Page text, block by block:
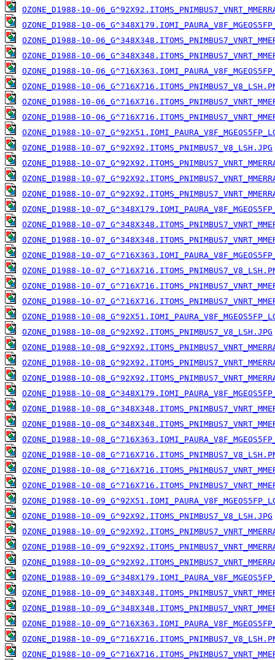
OZONE_D1988-10-
OZONE_D1988-10-
OZONE_D1988-10-
OZONE_D1988-10-
OZONE_D1988-10-
OZONE_D1988-10-
OZONE_D1988-10-
OZONE_D1988-10-
OZONE_D1988-10-
OZONE_D1988-10-07_G^92X92.ITOMS_PNIMBUS7_V8_LSH.JPG
OZONE_D1988-10-
OZONE_D1988-10-
OZONE_D1988-10-
OZONE_D1988-10-
OZONE_D1988-10-
OZONE_D1988-10-
OZONE_D1988-10-
OZONE_D1988-10-
OZONE_D1988-10-
OZONE_D1988-10-
OZONE_D1988-10-
OZONE_D1988-10-08_G^92X92.ITOMS_PNIMBUS7_V8_LSH.JPG
OZONE_D1988-10-
OZONE_D1988-10-
OZONE_D1988-10-
OZONE_D1988-10-
OZONE_D1988-10-
OZONE_D1988-10-
OZONE_D1988-10-
OZONE_D1988-10-
OZONE_D1988-10-
OZONE_D1988-10-
OZONE_D1988-10-
OZONE_D1988-10-09_G^92X92.ITOMS_PNIMBUS7_V8_LSH.JPG
OZONE_D1988-10-
OZONE_D1988-10-
OZONE_D1988-10-
OZONE_D1988-10-
OZONE_D1988-10-
OZONE_D1988-10-
OZONE_D1988-10-
OZONE_D1988-10-
OZONE_D1988-10-